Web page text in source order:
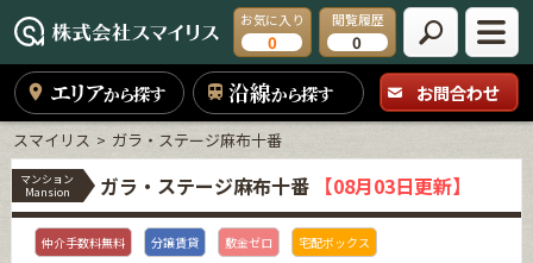
お気に入り
0
閲覧履歴
0
エリアから探す 沿線から探す お問合わせ
スマイリス ガラ・ステージ麻布十番
マンション
Mansion
ガラ・ステージ麻布十番 【08月03日更新】
仲介手数料無料 分譲賃貸 敷金ゼロ 宅配ボックス